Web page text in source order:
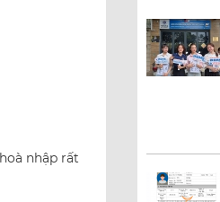
nhập rất